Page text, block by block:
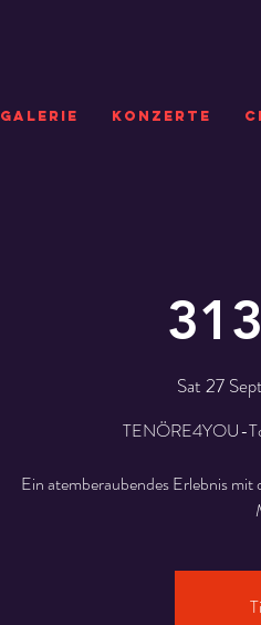
GALERIE KONZERTE
Sat 27 Sept
TENÖRE4YOU-
Ein atemberaubendes Erlebnis